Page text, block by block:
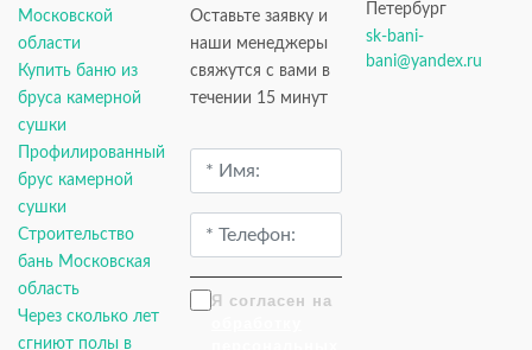
Московской
области
Купить баню из
бруса камерной
сушки
Профилированный
брус камерной
сушки
Строительство
бань Московская
область
Через сколько лет
сгниют полы в
Оставьте заявку и
наши менеджеры
свяжутся с вами в
течении 15 минут
Я согласен на
Петербург
sk-bani-
bani@yandex.ru